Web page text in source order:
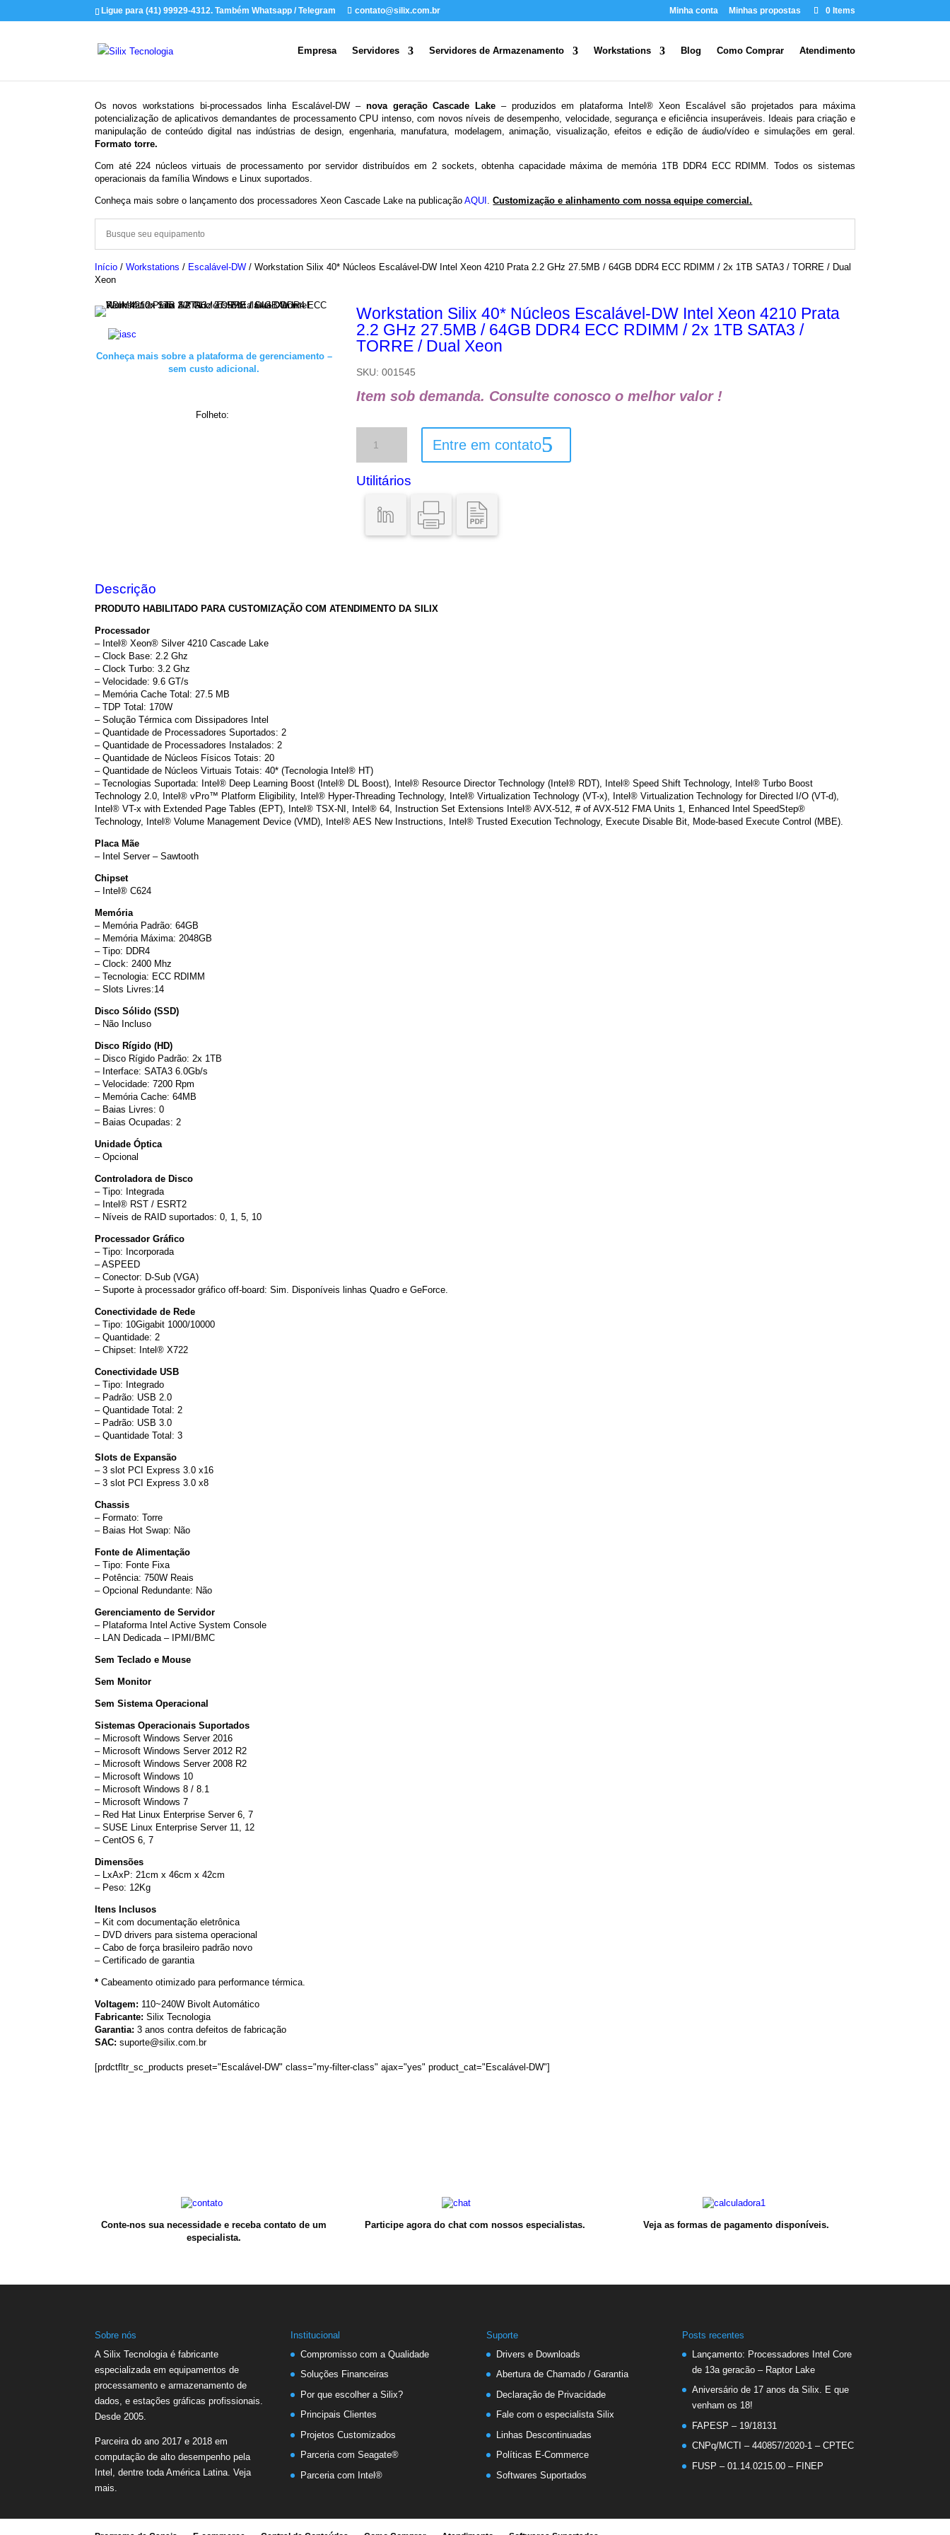
Ligue para (41) 99929-4312. Também Whatsapp / Telegram contato@silix.com.br Minha conta Minhas propostas 0 Items
Empresa Servidores Servidores de Armazenamento Workstations Blog Como Comprar Atendimento
Os novos workstations bi-processados linha Escalável-DW – nova geração Cascade Lake – produzidos em plataforma Intel® Xeon Escalável são projetados para máxima
potencialização de aplicativos demandantes de processamento CPU intenso, com novos níveis de desempenho, velocidade, segurança e eficiência insuperáveis. Ideais para criação e
manipulação de conteúdo digital nas indústrias de design, engenharia, manufatura, modelagem, animação, visualização, efeitos e edição de áudio/vídeo e simulações em geral.
Formato torre.
Com até 224 núcleos virtuais de processamento por servidor distribuídos em 2 sockets, obtenha capacidade máxima de memória 1TB DDR4 ECC RDIMM. Todos os sistemas
operacionais da família Windows e Linux suportados.
Conheça mais sobre o lançamento dos processadores Xeon Cascade Lake na publicaçãoAQUI .​Customização e alinhamento com nossa equipe comercial.
Início /Workstations / Escalável-DW / Workstation Silix 40* Núcleos Escalável-DW Intel Xeon 4210 Prata 2.2 GHz 27.5MB / 64GB DDR4 ECC RDIMM / 2x 1TB SATA3 / TORRE / Dual
Xeon
Conheça mais sobre a plataforma de gerenciamento –
sem custo adicional.
Folheto:
Workstation Silix 40* Núcleos Escalável-DW Intel Xeon 4210 Prata
2.2 GHz 27.5MB / 64GB DDR4 ECC RDIMM / 2x 1TB SATA3 /
TORRE / Dual Xeon
SKU: 001545
Item sob demanda. Consulte conosco o melhor valor !
Escalável-
4210
64GB
quantidade
Entre em contato
Utilitários
Descrição
PRODUTO HABILITADO PARA CUSTOMIZAÇÃO COM ATENDIMENTO DA SILIX
Processador
– Intel® Xeon® Silver 4210 Cascade Lake
– Clock Base: 2.2 Ghz
– Clock Turbo: 3.2 Ghz
– Velocidade: 9.6 GT/s
– Memória Cache Total: 27.5 MB
– TDP Total: 170W
– Solução Térmica com Dissipadores Intel
– Quantidade de Processadores Suportados: 2
– Quantidade de Processadores Instalados: 2
– Quantidade de Núcleos Físicos Totais: 20
– Quantidade de Núcleos Virtuais Totais: 40* (Tecnologia Intel® HT)
– Tecnologias Suportada: Intel® Deep Learning Boost (Intel® DL Boost), Intel® Resource Director Technology (Intel® RDT), Intel® Speed Shift Technology, Intel® Turbo Boost
Technology 2.0, Intel® vPro™ Platform Eligibility, Intel® Hyper-Threading Technology, Intel® Virtualization Technology (VT-x), Intel® Virtualization Technology for Directed I/O (VT-d),
Intel® VT-x with Extended Page Tables (EPT), Intel® TSX-NI, Intel® 64, Instruction Set Extensions Intel® AVX-512, # of AVX-512 FMA Units 1, Enhanced Intel SpeedStep®
Technology, Intel® Volume Management Device (VMD), Intel® AES New Instructions, Intel® Trusted Execution Technology, Execute Disable Bit, Mode-based Execute Control (MBE).
Placa Mãe
– Intel Server – Sawtooth
Chipset
– Intel® C624
Memória
– Memória Padrão: 64GB
– Memória Máxima: 2048GB
– Tipo: DDR4
– Clock: 2400 Mhz
– Tecnologia: ECC RDIMM
– Slots Livres:14
Disco Sólido (SSD)
– Não Incluso
Disco Rígido (HD)
– Disco Rígido Padrão: 2x 1TB
– Interface: SATA3 6.0Gb/s
– Velocidade: 7200 Rpm
– Memória Cache: 64MB
– Baias Livres: 0
– Baias Ocupadas: 2
Unidade Óptica
– Opcional
Controladora de Disco
– Tipo: Integrada
– Intel® RST / ESRT2
– Níveis de RAID suportados: 0, 1, 5, 10
Processador Gráfico
– Tipo: Incorporada
– ASPEED
– Conector: D-Sub (VGA)
– Suporte à processador gráfico off-board: Sim. Disponíveis linhas Quadro e GeForce.
Conectividade de Rede
– Tipo: 10Gigabit 1000/10000
– Quantidade: 2
– Chipset: Intel® X722
Conectividade USB
– Tipo: Integrado
– Padrão: USB 2.0
– Quantidade Total: 2
– Padrão: USB 3.0
– Quantidade Total: 3
Slots de Expansão
– 3 slot PCI Express 3.0 x16
– 3 slot PCI Express 3.0 x8
Chassis
– Formato: Torre
– Baias Hot Swap: Não
Fonte de Alimentação
– Tipo: Fonte Fixa
– Potência: 750W Reais
– Opcional Redundante: Não
Gerenciamento de Servidor
– Plataforma Intel Active System Console
– LAN Dedicada – IPMI/BMC
Sem Teclado e Mouse
Sem Monitor
Sem Sistema Operacional
Sistemas Operacionais Suportados
– Microsoft Windows Server 2016
– Microsoft Windows Server 2012 R2
– Microsoft Windows Server 2008 R2
– Microsoft Windows 10
– Microsoft Windows 8 / 8.1
– Microsoft Windows 7
– Red Hat Linux Enterprise Server 6, 7
– SUSE Linux Enterprise Server 11, 12
– CentOS 6, 7
Dimensões
– LxAxP: 21cm x 46cm x 42cm
– Peso: 12Kg
Itens Inclusos
– Kit com documentação eletrônica
– DVD drivers para sistema operacional
– Cabo de força brasileiro padrão novo
– Certificado de garantia
* Cabeamento otimizado para performance térmica.
Voltagem: 110~240W Bivolt Automático
Fabricante:Silix Tecnologia
Garantia:3 anos contra defeitos de fabricação
SAC:suporte@silix.com.br
[prdctfltr_sc_products preset="Escalável-DW" class="my-filter-class" ajax="yes" product_cat="Escalável-DW"]
Conte-nos sua necessidade e receba contato de um
especialista.
Participe agora do chat com nossos especialistas. Veja as formas de pagamento disponíveis.
Sobre nós
A Silix Tecnologia é fabricante
especializada em equipamentos de
processamento e armazenamento de
dados, e estações gráficas profissionais.
Desde 2005.
Parceira do ano 2017 e 2018 em
computação de alto desempenho pela
Intel, dentre toda América Latina.Veja
mais.
Institucional
Compromisso com a Qualidade
Soluções Financeiras
Por que escolher a Silix?
Principais Clientes
Projetos Customizados
Parceria com Seagate®
Parceria com Intel®
Suporte
Drivers e Downloads
Abertura de Chamado / Garantia
Declaração de Privacidade
Fale com o especialista Silix
Linhas Descontinuadas
Políticas E-Commerce
Softwares Suportados
Posts recentes
Lançamento: Processadores Intel Core
de 13a geracão – Raptor Lake
Aniversário de 17 anos da Silix. E que
venham os 18!
FAPESP – 19/18131
CNPq/MCTI – 440857/2020-1 – CPTEC
FUSP – 01.14.0215.00 – FINEP